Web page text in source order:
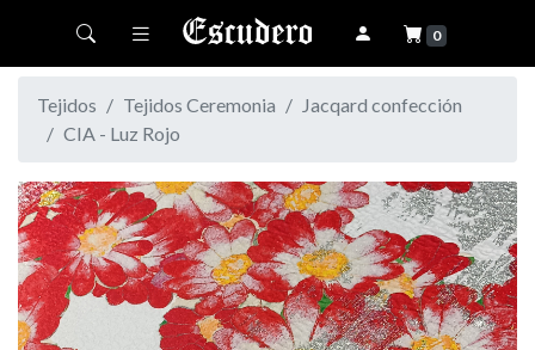
Toggle navigation 0
Tejidos Tejidos Ceremonia
Jacqard confección
CIA - Luz Rojo